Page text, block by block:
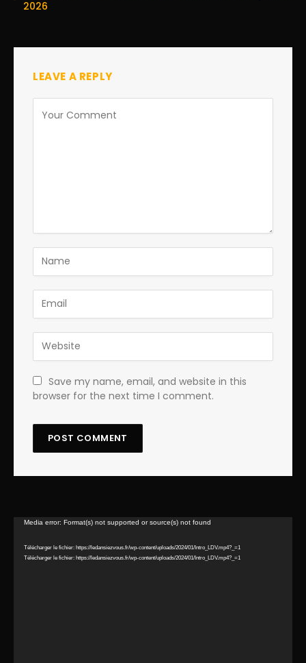
2026
LEAVE A REPLY
Save my name, email, and website in this
browser for the next time I comment.
Lecteur
Media error: Format(s) not supported or source(s) not found
Télécharger le fichier: https://ledansiezvous.fr/wp-content/uploads/2024/01/Intro_LDV.mp4?_=1
Télécharger le fichier: https://ledansiezvous.fr/wp-content/uploads/2024/01/Intro_LDV.mp4?_=1